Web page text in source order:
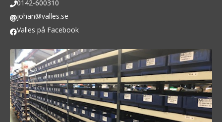
0142-600310
johan@valles.se
Valles på Facebook